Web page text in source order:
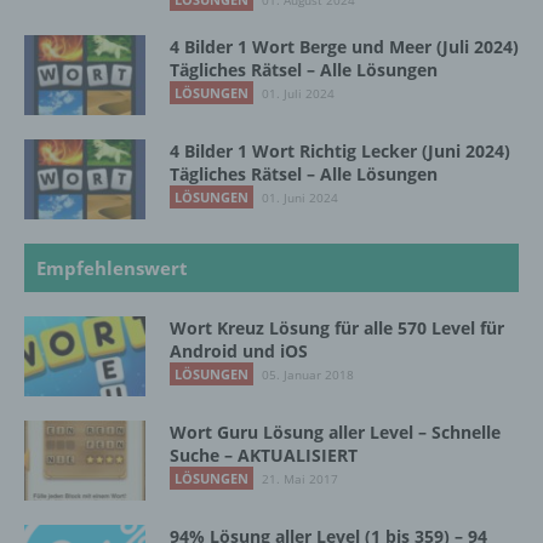
4 Bilder 1 Wort Berge und Meer (Juli 2024)
Tägliches Rätsel – Alle Lösungen
LÖSUNGEN 01. Juli 2024
4 Bilder 1 Wort Richtig Lecker (Juni 2024)
Tägliches Rätsel – Alle Lösungen
LÖSUNGEN 01. Juni 2024
Empfehlenswert
Wort Kreuz Lösung für alle 570 Level für
Android und iOS
LÖSUNGEN 05. Januar 2018
Wort Guru Lösung aller Level – Schnelle
Suche – AKTUALISIERT
LÖSUNGEN 21. Mai 2017
94% Lösung aller Level (1 bis 359) – 94
kann.
b) betroffene Person
Betroffene Person ist jede identifizierte oder
identifizierbare natürliche Person, deren
personenbezogene Daten von dem für die
Verarbeitung Verantwortlichen verarbeitet
werden.
c) Verarbeitung
Verarbeitung ist jeder mit oder ohne Hilfe
Vorgang oder jede solche Vorgangsreihe im
Zusammenhang mit personenbezogenen
Daten wie das Erheben, das Erfassen, die
Organisation, das Ordnen, die Speicherung,
die Anpassung oder Veränderung, das